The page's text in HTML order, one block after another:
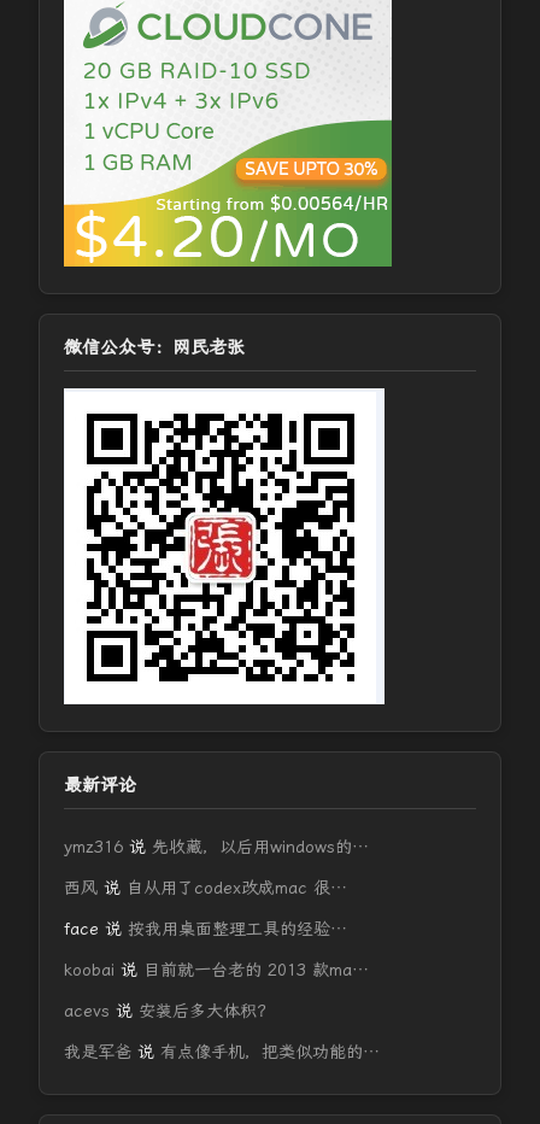
微信公众号：网民老张
最新评论
ymz316 说 先收藏，以后用windows的…
西风 说 自从用了codex改成mac 很…
face 说 按我用桌面整理工具的经验…
koobai 说 目前就一台老的 2013 款ma…
acevs 说 安装后多大体积？
我是军爸 说 有点像手机，把类似功能的…